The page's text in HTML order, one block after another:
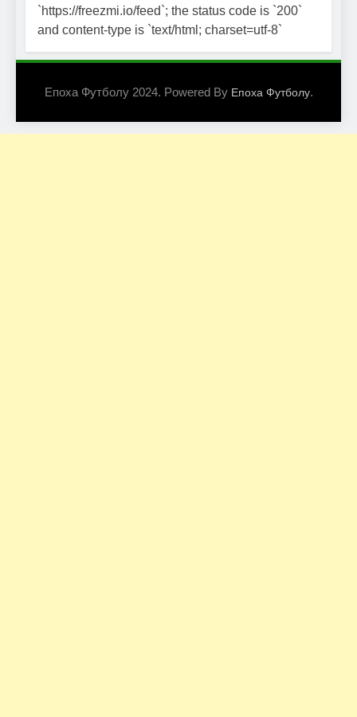
`https://freezmi.io/feed`; the status code is `200`
and content-type is `text/html; charset=utf-8`
Епоха Футболу 2024. Powered By Епоха Футболу.